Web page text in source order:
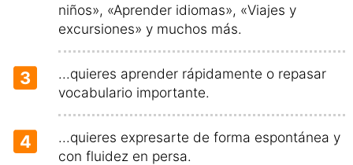
niños», «Aprender idiomas», «Viajes y
excursiones» y muchos más.
3
...quieres aprender rápidamente o repasar
vocabulario importante.
4
...quieres expresarte de forma espontánea y
con fluidez en persa.